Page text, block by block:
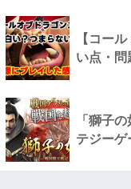
【コー
い点・問
「獅子
テジーゲ